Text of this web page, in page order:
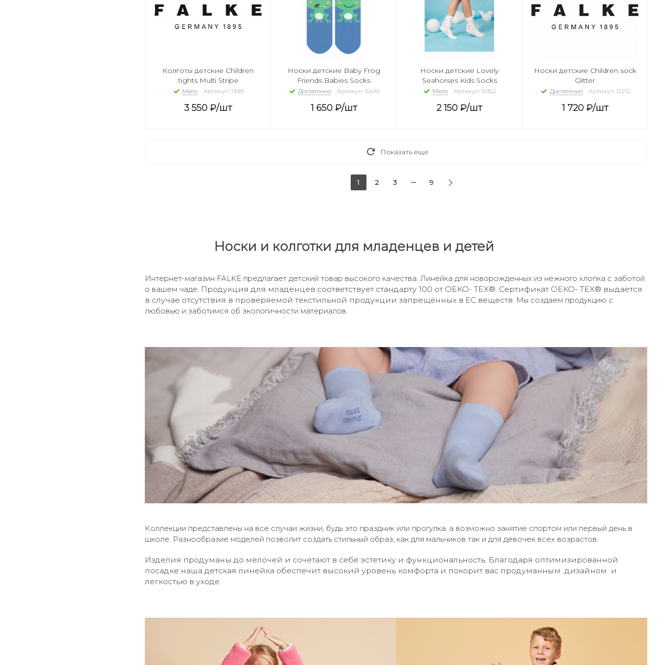
Колготы детские Children
tights Multi Stripe
Мало Артикул: 13581
3 550 ₽/шт
Носки детские Baby Frog
Friends Babies Socks
Достаточно Артикул: 10419
1 650₽/шт
Носки детские Lovely
Seahorses Kids Socks
Мало Артикул: 10352
2 150 ₽/шт
Носки детские Children sock
Glitter
Достаточно Артикул: 12212
1 720₽/шт
Показать еще
1 2 3 9
Носки и колготки для младенцев и детей
Интернет-магазин FALKE предлагает детский товар высокого качества. Линейка для новорожденных из нежного хлопка с заботой
о вашем чаде. Продукция для младенцев соответствует стандарту 100 от OEKO- TEX®. Сертификат OEKO- TEX® выдается
в случае отсутствия в проверяемой текстильной продукции запрещённых в ЕС веществ. Мы создаем продукцию с
любовью и заботимся об экологичности материалов.
Коллекции представлены на все случаи жизни, будь это праздник или прогулка, а возможно занятие спортом или первый день в
школе. Разнообразие моделей позволит создать стильный образ, как для мальчиков так и для девочек всех возрастов.
Изделия продуманы до мелочей и сочетают в себе эстетику и функциональность. Благодаря оптимизированной
посадке наша детская линейка обеспечит высокий уровень комфорта и покорит вас продуманным дизайном и
легкостью в уходе.